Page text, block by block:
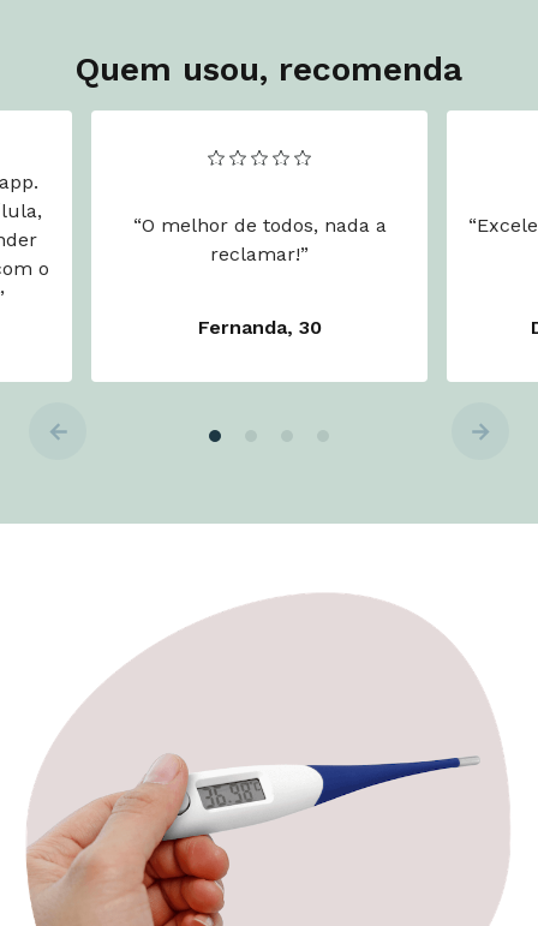
Quem usou, recomenda
o
“O melhor de todos, nada a
reclamar!”
Fernanda, 30